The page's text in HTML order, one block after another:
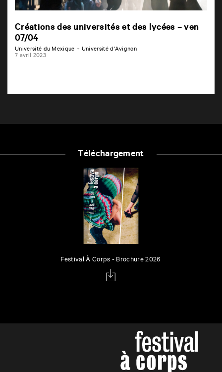
Créations des universités et des lycées – ven
07/04
Université du Mexique + Université d'Avignon
7 avril 2023
Téléchargement
Festival À Corps - Brochure 2026